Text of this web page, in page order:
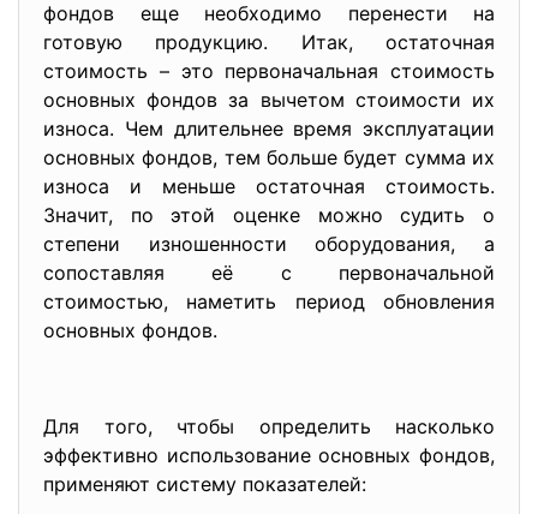
фондов еще необходимо перенести на
готовую продукцию. Итак, остаточная
стоимость – это первоначальная стоимость
основных фондов за вычетом стоимости их
износа. Чем длительнее время эксплуатации
основных фондов, тем больше будет сумма их
износа и меньше остаточная стоимость.
Значит, по этой оценке можно судить о
степени изношенности оборудования, а
сопоставляя её с первоначальной
стоимостью, наметить период обновления
основных фондов.
Для того, чтобы определить насколько
эффективно использование основных фондов,
применяют систему показателей: